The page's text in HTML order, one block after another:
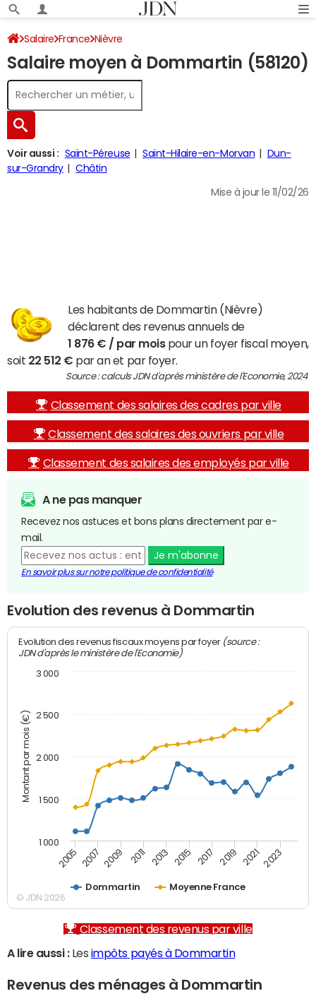
Salaire France Nièvre
Salaire moyen à Dommartin (58120)
Voir aussi : Saint-Péreuse Saint-Hilaire-en-Morvan
Dun-
sur-Grandry
Châtin
Mise à jour le 11/02/26
Les habitants de Dommartin (Nièvre)
déclarent des revenus annuels de
1 876 € / par moispour un foyer fiscal moyen,
soit 22 512 € par an et par foyer.
Source : calculs JDN d'après ministère de l'Economie, 2024
Classement des salaires des cadres par ville
Classement des salaires des ouvriers par ville
Classement des salaires des employés par ville
A ne pas manquer
Recevez nos astuces et bons plans directement par e-
mail.
Je m'abonne
En savoir plus sur notre politique de confidentialité
Evolution des revenus à Dommartin
Montant par mois (€)
Evolution des revenus fiscaux moyens par foyer (source :
JDN d'après le ministère de l'Economie)
Dommartin Moyenne France
2005 2007 2009 2011 2013 2015 2017 2019 2021 2023
1 000
1 500
2 000
2 500
3 000
© JDN 2026
Classement des revenus par ville
A lire aussi :Les impôts payés à Dommartin
Revenus des ménages à Dommartin